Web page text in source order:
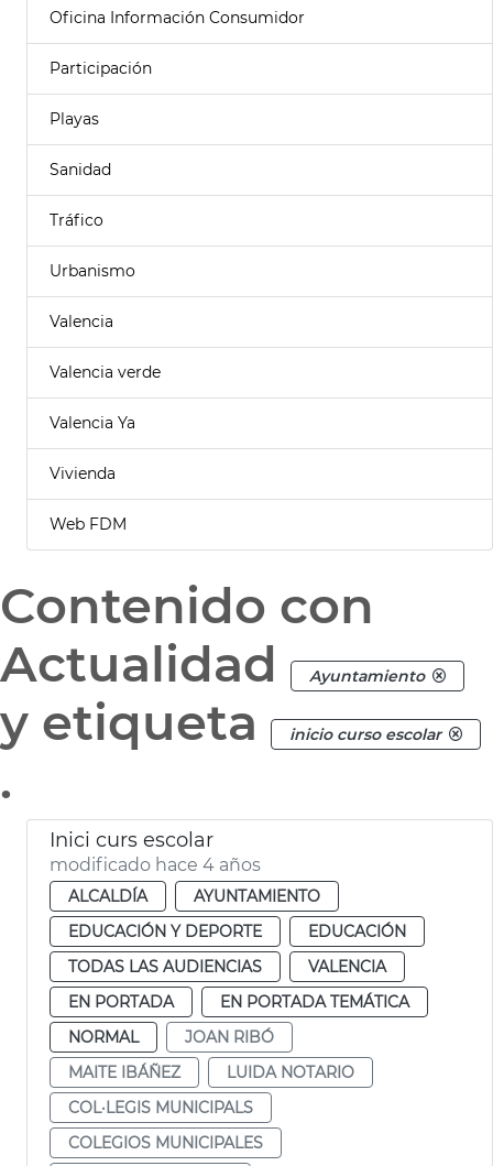
Oficina Información Consumidor
Participación
Playas
Sanidad
Tráfico
Urbanismo
Valencia
Valencia verde
Valencia Ya
Vivienda
Web FDM
Contenido con
Actualidad
Ayuntamiento
y etiqueta inicio curso escolar
.
Inici curs escolar
modificado hace 4 años
ALCALDÍA
AYUNTAMIENTO
EDUCACIÓN Y DEPORTE
EDUCACIÓN
TODAS LAS AUDIENCIAS
VALENCIA
EN PORTADA
EN PORTADA TEMÁTICA
NORMAL
JOAN RIBÓ
MAITE IBÁÑEZ
LUIDA NOTARIO
COL·LEGIS MUNICIPALS
COLEGIOS MUNICIPALES